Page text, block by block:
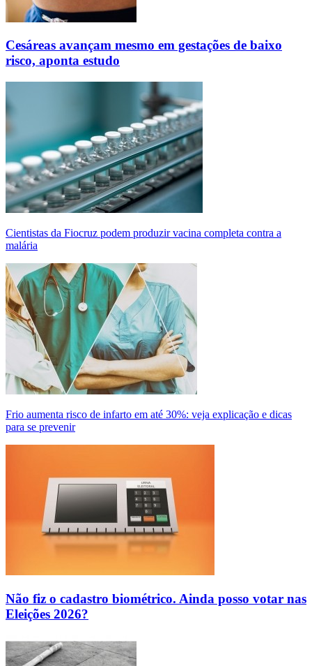
Cesáreas avançam mesmo em gestações de baixo
risco, aponta estudo
Cientistas da Fiocruz podem produzir vacina completa contra a
malária
Frio aumenta risco de infarto em até 30%: veja explicação e dicas
para se prevenir
Não fiz o cadastro biométrico. Ainda posso votar nas
Eleições 2026?